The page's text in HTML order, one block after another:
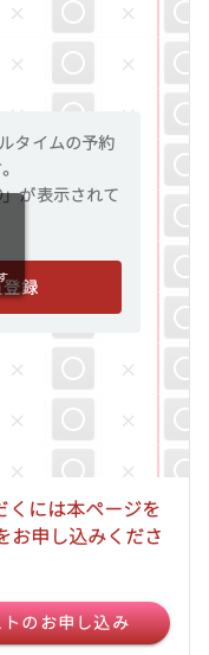
タイムの予約
が表示されて
録
くには本ページを
お申し込みくださ
のお申し込み